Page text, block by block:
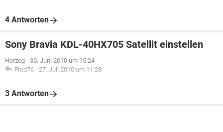
4 Antworten
Sony Bravia KDL-40HX705 Satellit einstellen
Herzog - 30. Juni 2010 um 15:24
Fred76 - 27. Juli 2010 um 11:28
3 Antworten